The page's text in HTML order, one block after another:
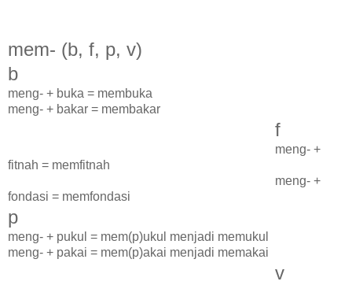
mem- (b, f, p, v)
b
meng- + buka = membuka
meng- + bakar = membakar
f
meng- +
fitnah = memfitnah
meng- +
fondasi = memfondasi
p
meng- + pukul = mem(p)ukul menjadi memukul
meng- + pakai = mem(p)akai menjadi memakai
v